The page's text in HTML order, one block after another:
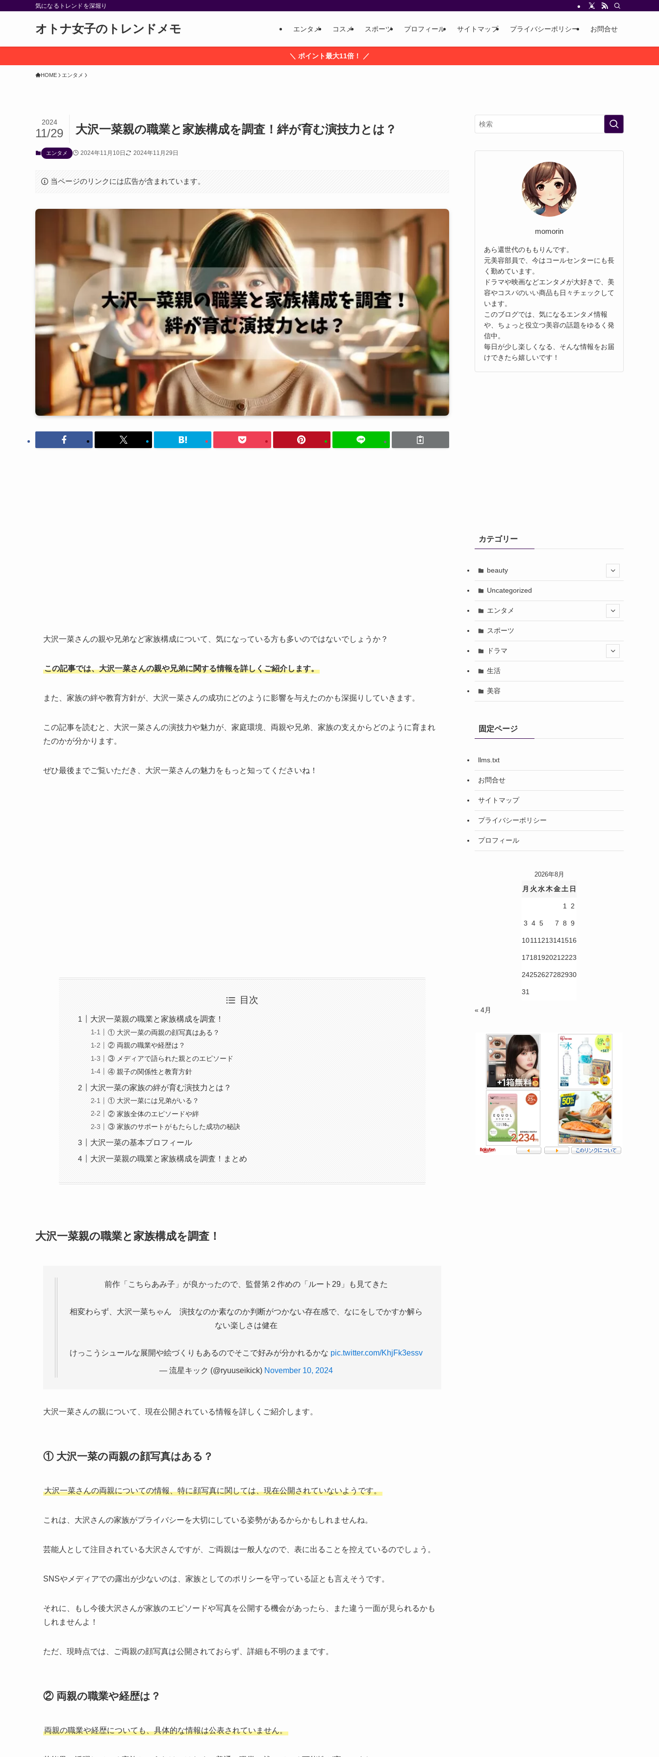
気になるトレンドを深堀り
オトナ女子のトレンドメモ エンタメ コスメ スポーツ プロフィール サイトマップ プライバシーポリシー お問合せ
＼ ポイント最大11倍！ ／
HOME エンタメ
大沢一菜親の職業と家族構成を調査！絆が育む演技力とは？
2024
11/29
エンタメ 2024年11月10日 2024年11月29日
当ページのリンクには広告が含まれています。
大沢一菜さんの親や兄弟など家族構成について、気になっている方も多いのではないでしょうか？
この記事では、大沢一菜さんの親や兄弟に関する情報を詳しくご紹介します。
また、家族の絆や教育方針が、大沢一菜さんの成功にどのように影響を与えたのかも深掘りしていきます。
この記事を読むと、大沢一菜さんの演技力や魅力が、家庭環境、両親や兄弟、家族の支えからどのように育まれ
たのかが分かります。
ぜひ最後までご覧いただき、大沢一菜さんの魅力をもっと知ってくださいね！
目次
大沢一菜親の職業と家族構成を調査！
① 大沢一菜の両親の顔写真はある？
② 両親の職業や経歴は？
③ メディアで語られた親とのエピソード
④ 親子の関係性と教育方針
大沢一菜の家族の絆が育む演技力とは？
① 大沢一菜には兄弟がいる？
② 家族全体のエピソードや絆
③ 家族のサポートがもたらした成功の秘訣
大沢一菜の基本プロフィール
大沢一菜親の職業と家族構成を調査！まとめ
大沢一菜親の職業と家族構成を調査！
前作「こちらあみ子」が良かったので、監督第２作めの「ルート29」も見てきた
相変わらず、大沢一菜ちゃん 演技なのか素なのか判断がつかない存在感で、なにをしでかすか解ら
ない楽しさは健在
けっこうシュールな展開や絵づくりもあるのでそこで好みが分かれるかな pic.twitter.com/KhjFk3essv
— 流星キック (@ryuuseikick) November 10, 2024
大沢一菜さんの親について、現在公開されている情報を詳しくご紹介します。
① 大沢一菜の両親の顔写真はある？
大沢一菜さんの両親についての情報、特に顔写真に関しては、現在公開されていないようです。
これは、大沢さんの家族がプライバシーを大切にしている姿勢があるからかもしれませんね。
芸能人として注目されている大沢さんですが、ご両親は一般人なので、表に出ることを控えているのでしょう。
SNSやメディアでの露出が少ないのは、家族としてのポリシーを守っている証とも言えそうです。
それに、もし今後大沢さんが家族のエピソードや写真を公開する機会があったら、また違う一面が見られるかも
しれませんよ！
ただ、現時点では、ご両親の顔写真は公開されておらず、詳細も不明のままです。
② 両親の職業や経歴は？
両親の職業や経歴についても、具体的な情報は公表されていません。
momorin
あら還世代のももりんです。
元美容部員で、今はコールセンターにも長
く勤めています。
ドラマや映画などエンタメが大好きで、美
容やコスパのいい商品も日々チェックして
います。
このブログでは、気になるエンタメ情報
や、ちょっと役立つ美容の話題をゆるく発
信中。
毎日が少し楽しくなる、そんな情報をお届
けできたら嬉しいです！
カテゴリー
beauty
Uncategorized
エンタメ
スポーツ
ドラマ
生活
美容
固定ページ
llms.txt
お問合せ
サイトマップ
プライバシーポリシー
プロフィール
2026年8月
月 火水木金土 日
1 2
3 4 5 7 8 9
1011 1213141516
1718192021 2223
24252627282930
31
« 4月